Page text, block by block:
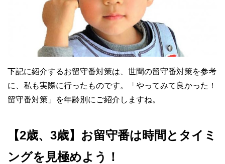
下記に紹介するお留守番対策は、世間の留守番対策を参考
に、私も実際に行ったものです。「やってみて良かった！
留守番対策」を年齢別にご紹介しますね。
【2歳、3歳】お留守番は時間とタイミ
ングを見極めよう！